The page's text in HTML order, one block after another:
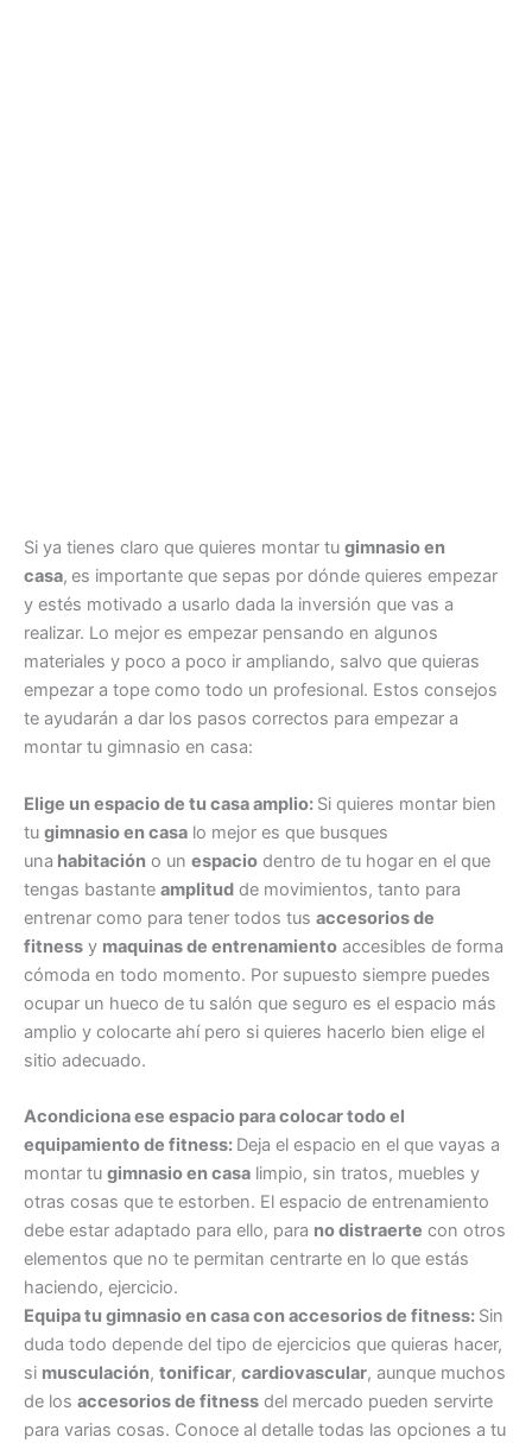
Si ya tienes claro que quieres montar tu gimnasio en
casa, es importante que sepas por dónde quieres empezar
y estés motivado a usarlo dada la inversión que vas a
realizar. Lo mejor es empezar pensando en algunos
materiales y poco a poco ir ampliando, salvo que quieras
empezar a tope como todo un profesional. Estos consejos
te ayudarán a dar los pasos correctos para empezar a
montar tu gimnasio en casa:
Elige un espacio de tu casa amplio: Si quieres montar bien
tu gimnasio en casa lo mejor es que busques
una habitación o un espacio dentro de tu hogar en el que
tengas bastante amplitud de movimientos, tanto para
entrenar como para tener todos tus accesorios de
fitness y maquinas de entrenamiento accesibles de forma
cómoda en todo momento. Por supuesto siempre puedes
ocupar un hueco de tu salón que seguro es el espacio más
amplio y colocarte ahí pero si quieres hacerlo bien elige el
sitio adecuado.
Acondiciona ese espacio para colocar todo el
equipamiento de fitness: Deja el espacio en el que vayas a
montar tu gimnasio en casa limpio, sin tratos, muebles y
otras cosas que te estorben. El espacio de entrenamiento
debe estar adaptado para ello, para no distraerte con otros
elementos que no te permitan centrarte en lo que estás
haciendo, ejercicio.
Equipa tu gimnasio en casa con accesorios de fitness: Sin
duda todo depende del tipo de ejercicios que quieras hacer,
si musculación, tonificar, cardiovascular, aunque muchos
de los accesorios de fitness del mercado pueden servirte
para varias cosas. Conoce al detalle todas las opciones a tu